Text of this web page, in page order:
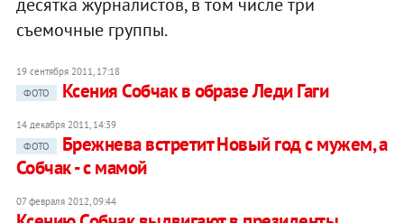
десятка журналистов, в том числе три
съемочные группы.
19 сентября 2011, 17:18
ФОТО
Ксения Собчак в образе Леди Гаги
14 декабря 2011, 14:39
ФОТО
Брежнева встретит Новый год с мужем, а
Собчак - с мамой
07 февраля 2012, 09:44